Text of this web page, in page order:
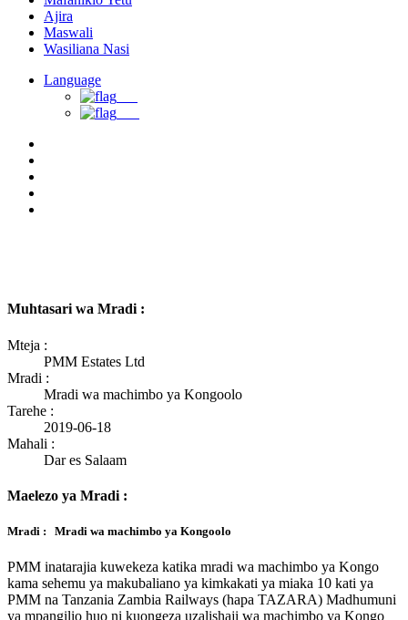
Ajira
Maswali
Wasiliana Nasi
Language
Muhtasari wa Mradi :
Mteja :
PMM Estates Ltd
Mradi :
Mradi wa machimbo ya Kongoolo
Tarehe :
2019-06-18
Mahali :
Dar es Salaam
Maelezo ya Mradi :
Mradi : Mradi wa machimbo ya Kongoolo
PMM inatarajia kuwekeza katika mradi wa machimbo ya Kongo
kama sehemu ya makubaliano ya kimkakati ya miaka 10 kati ya
PMM na Tanzania Zambia Railways (hapa TAZARA) Madhumuni
ya mpangilio huo ni kuongeza uzalishaji wa machimbo ya Kongo